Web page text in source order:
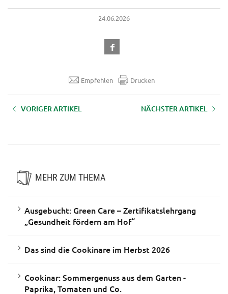
24.06.2026
Empfehlen Drucken
VORIGER ARTIKEL NÄCHSTER ARTIKEL
MEHR ZUM THEMA
Ausgebucht: Green Care – Zertifikatslehrgang
„Gesundheit fördern am Hof“
Das sind die Cookinare im Herbst 2026
Cookinar: Sommergenuss aus dem Garten -
Paprika, Tomaten und Co.